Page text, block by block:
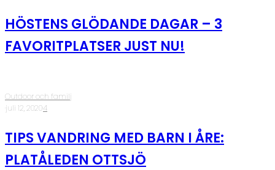
HÖSTENS GLÖDANDE DAGAR – 3
FAVORITPLATSER JUST NU!
Outdoor och familj
·juli 12, 2020·4
TIPS VANDRING MED BARN I ÅRE:
PLATÅLEDEN OTTSJÖ